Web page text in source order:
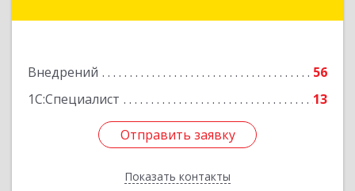
Внедрений
56
1С:Специалист
13
Отправить заявку
Показать контакты
Отправить заявку
Назад